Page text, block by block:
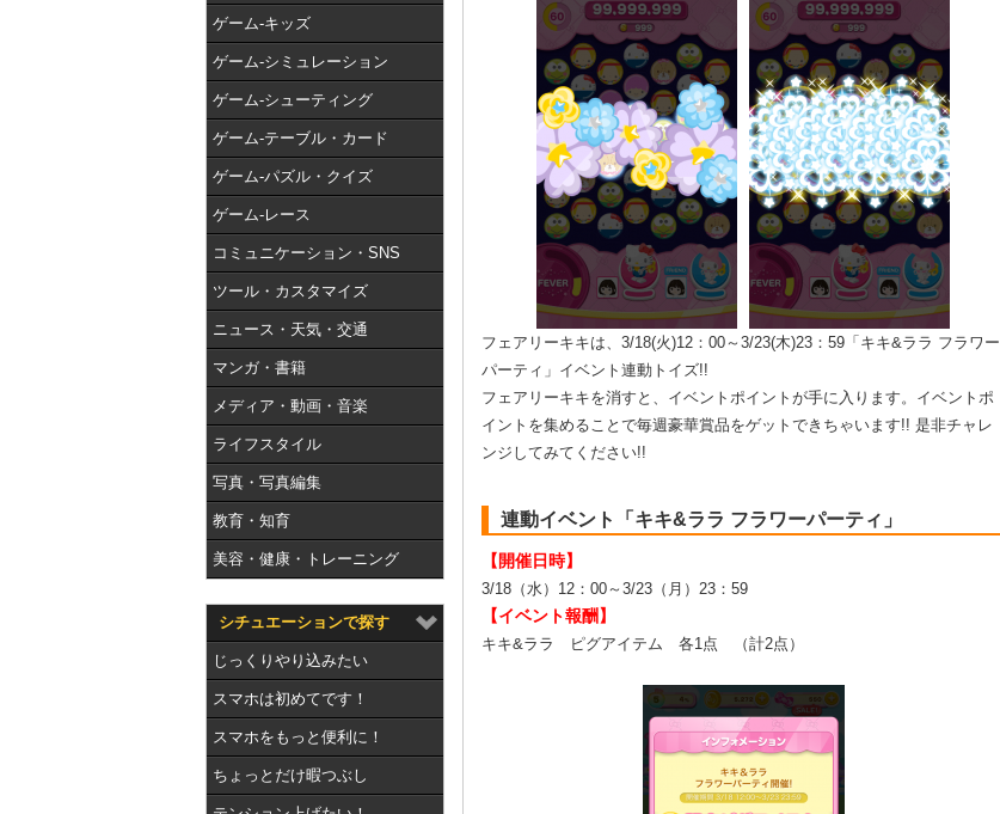
ゲーム-キッズ
ゲーム-シミュレーション
ゲーム-シューティング
ゲーム-テーブル・カード
ゲーム-パズル・クイズ
ゲーム-レース
コミュニケーション・SNS
ツール・カスタマイズ
ニュース・天気・交通
マンガ・書籍
メディア・動画・音楽
ライフスタイル
写真・写真編集
教育・知育
美容・健康・トレーニング
シチュエーションで探す
じっくりやり込みたい
スマホは初めてです！
スマホをもっと便利に！
ちょっとだけ暇つぶし
フェアリーキキは、3/18(火)12：00～3/23(木)23：59「キキ&ララ フラワー
パーティ」イベント連動トイズ!!
フェアリーキキを消すと、イベントポイントが手に入ります。イベントポ
イントを集めることで毎週豪華賞品をゲットできちゃいます!! 是非チャレ
ンジしてみてください!!
連動イベント「キキ&ララ フラワーパーティ」
【開催日時】
3/18（水）12：00～3/23（月）23：59
【イベント報酬】
キキ&ララ ピグアイテム 各1点 （計2点）